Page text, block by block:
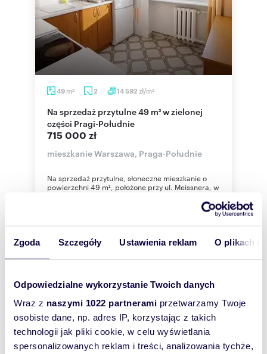
Zgoda Szczegóły Ustawienia reklam O plikach
Odpowiedzialne wykorzystanie Twoich danych
Wraz z naszymi 1022 partnerami przetwarzamy Twoje
osobiste dane, np. adres IP, korzystając z takich
technologii jak pliki cookie, w celu wyświetlania
spersonalizowanych reklam i treści, analizowania tychże,
49 m2 2 14 592 zł/m2
Na sprzedaż przytulne 49 m² w zielonej
części Pragi-Południe
715 000 zł
mieszkanie Warszawa, Praga-Południe
Na sprzedaż przytulne, słoneczne mieszkanie o
powierzchni 49 m², położone przy ul. Meissnera, w
WYRÓŻNIONE